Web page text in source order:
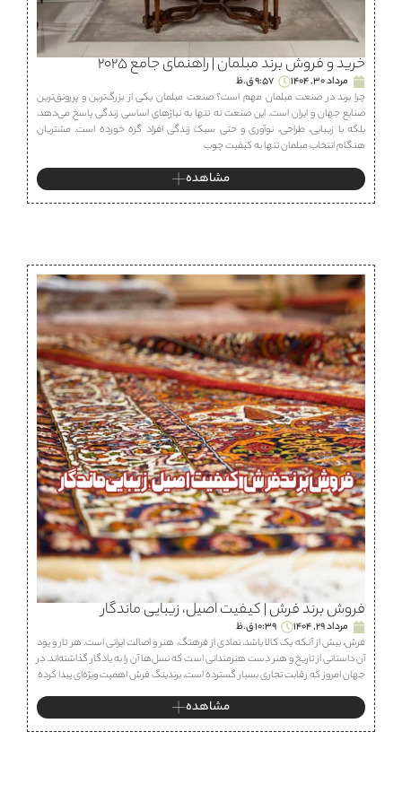
خرید و فروش برند مبلمان | راهنمای جامع ۲۰۲۵
مرداد 30, 1404
9:57 ق.ظ
چرا برند در صنعت مبلمان مهم است؟ صنعت مبلمان یکی از بزرگ‌ترین و پررونق‌ترین
صنایع جهان و ایران است. این صنعت نه تنها به نیازهای اساسی زندگی پاسخ می‌دهد،
بلکه با زیبایی، طراحی، نوآوری و حتی سبک زندگی افراد گره خورده است. مشتریان
هنگام انتخاب مبلمان تنها به کیفیت چوب
مشاهده
فروش برند فرش | کیفیت اصیل، زیبایی ماندگار
مرداد 29, 1404
10:39 ق.ظ
فرش، بیش از آنکه یک کالا باشد، نمادی از فرهنگ، هنر و اصالت ایرانی است. هر تار و پود
آن داستانی از تاریخ و هنر دست هنرمندانی است که نسل‌ها آن را به یادگار گذاشته‌اند. در
جهان امروز که رقابت تجاری بسیار گسترده است، برندینگ فرش اهمیت ویژه‌ای پیدا کرده
مشاهده